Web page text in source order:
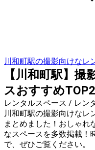
川和町駅の撮影向けなレ
【川和町駅】
スおすすめ
レンタルスペース / レン
川和町駅の撮影向けなレ
まとめました！おしゃれ
なスペースを多数掲載！
で、ぜひご覧ください。